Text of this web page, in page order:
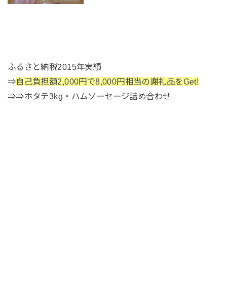
ふるさと納税2015年実績
⇒自己負担額2,000円で8,000円相当の謝礼品をGet!
⇒⇒ホタテ3kg・ハムソーセージ詰め合わせ